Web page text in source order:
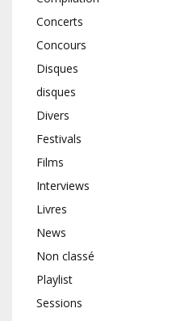
Concerts
Concours
Disques
disques
Divers
Festivals
Films
Interviews
Livres
News
Non classé
Playlist
Sessions